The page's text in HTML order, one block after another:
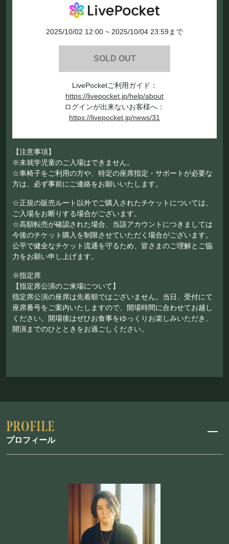
2025/10/02 12:00 ~ 2025/10/04 23:59まで
SOLD OUT
LivePocketご利用ガイド：
https://livepocket.jp/help/about
ログインが出来ないお客様へ：
https://livepocket.jp/news/31
【注意事項】
※未就学児童のご入場はできません。
☆車椅子をご利用の方や、特定の座席指定・サポートが必要な
方は、必ず事前にご連絡をお願いいたします。
☆正規の販売ルート以外でご購入されたチケットについては、
ご入場をお断りする場合がございます。
☆高額転売が確認された場合、当該アカウントにつきましては
今後のチケット購入を制限させていただく場合がございます。
公平で健全なチケット流通を守るため、皆さまのご理解とご協
力をお願い申し上げます。
※指定席
【指定席公演のご来場について】
指定席公演の座席は先着順ではございません。当日、受付にて
座席番号をご案内いたしますので、開場時間に合わせてお越し
ください。開場後はぜひお食事をゆっくりお楽しみいただき、
開演までのひとときをお過ごしください。
プロフィール